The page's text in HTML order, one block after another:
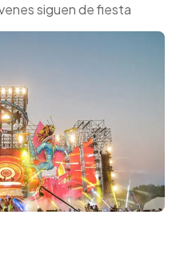
siguen de fiesta